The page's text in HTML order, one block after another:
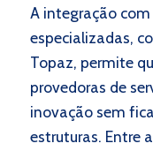
A integração
especializadas,
Topaz, permite
provedoras de
inovação sem
estruturas. Entre